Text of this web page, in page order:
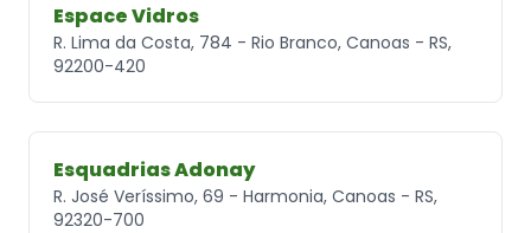
Espace Vidros
R. Lima da Costa, 784 - Rio Branco, Canoas - RS,
92200-420
Esquadrias Adonay
R. José Veríssimo, 69 - Harmonia, Canoas - RS,
92320-700